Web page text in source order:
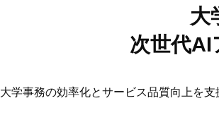
大
次世代
大学事務の効率化とサービス品質向上を